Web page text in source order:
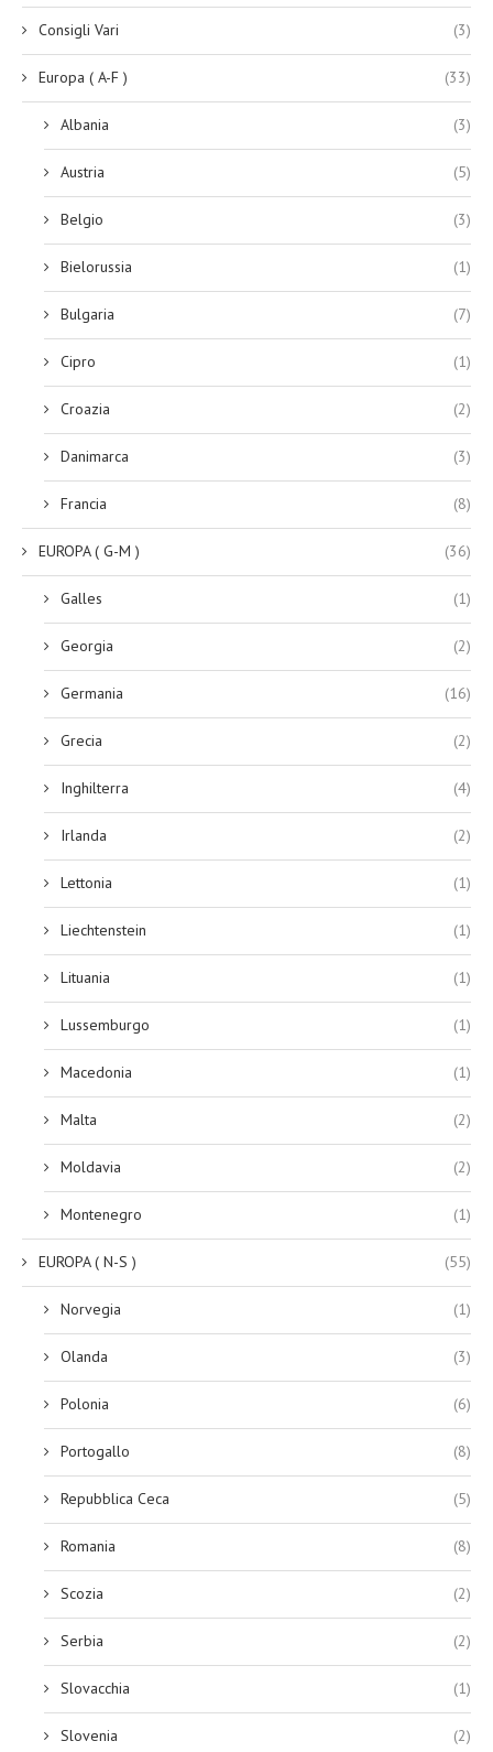
Consigli Vari (3)
Europa ( A-F ) (33)
Albania (3)
Austria (5)
Belgio (3)
Bielorussia (1)
Bulgaria (7)
Cipro (1)
Croazia (2)
Danimarca (3)
Francia (8)
EUROPA ( G-M ) (36)
Galles (1)
Georgia (2)
Germania (16)
Grecia (2)
Inghilterra (4)
Irlanda (2)
Lettonia (1)
Liechtenstein (1)
Lituania (1)
Lussemburgo (1)
Macedonia (1)
Malta (2)
Moldavia (2)
Montenegro (1)
EUROPA ( N-S ) (55)
Norvegia (1)
Olanda (3)
Polonia (6)
Portogallo (8)
Repubblica Ceca (5)
Romania (8)
Scozia (2)
Serbia (2)
Slovacchia (1)
Slovenia (2)